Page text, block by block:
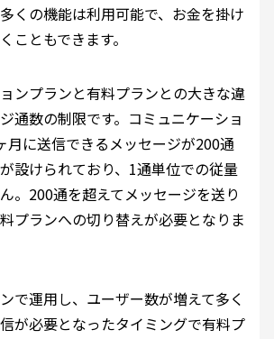
くの機能は利用可能で、お金を掛け
こともできます。
ンプランと有料プランとの大きな違
通数の制限です。コミュニケーショ
月に送信できるメッセージが200通
設けられており、1通単位での従量
。200通を超えてメッセージを送り
プランへの切り替えが必要となりま
で運用し、ユーザー数が増えて多く
が必要となったタイミングで有料プ